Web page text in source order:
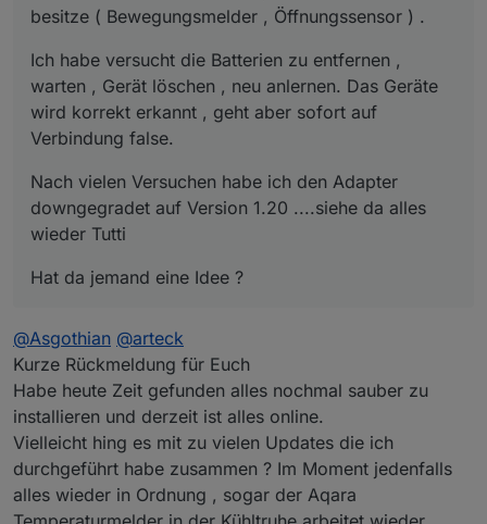
besitze ( Bewegungsmelder , Öffnungssensor ) .
Ich habe versucht die Batterien zu entfernen ,
warten , Gerät löschen , neu anlernen. Das Geräte
wird korrekt erkannt , geht aber sofort auf
Verbindung false.
Nach vielen Versuchen habe ich den Adapter
downgegradet auf Version 1.20 ....siehe da alles
wieder Tutti
Hat da jemand eine Idee ?
@Asgothian @arteck
Kurze Rückmeldung für Euch
Habe heute Zeit gefunden alles nochmal sauber zu
installieren und derzeit ist alles online.
Vielleicht hing es mit zu vielen Updates die ich
durchgeführt habe zusammen ? Im Moment jedenfalls
alles wieder in Ordnung , sogar der Aqara